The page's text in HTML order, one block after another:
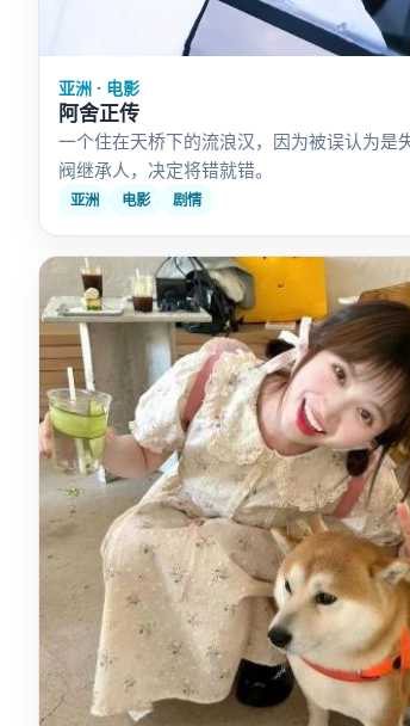
亚洲 · 电影
阿舍正传
一个住在天桥下的流浪汉，因为被误认为是
阀继承人，决定将错就错。
亚洲 电影 剧情